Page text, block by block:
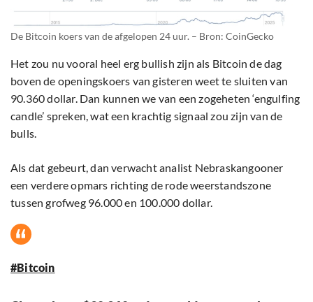
De Bitcoin koers van de afgelopen 24 uur. – Bron: CoinGecko
Het zou nu vooral heel erg bullish zijn als Bitcoin de dag
boven de openingskoers van gisteren weet te sluiten van
90.360 dollar. Dan kunnen we van een zogeheten ‘engulfing
candle’ spreken, wat een krachtig signaal zou zijn van de
bulls.
Als dat gebeurt, dan verwacht analist Nebraskangooner
een verdere opmars richting de rode weerstandszone
tussen grofweg 96.000 en 100.000 dollar.
#Bitcoin